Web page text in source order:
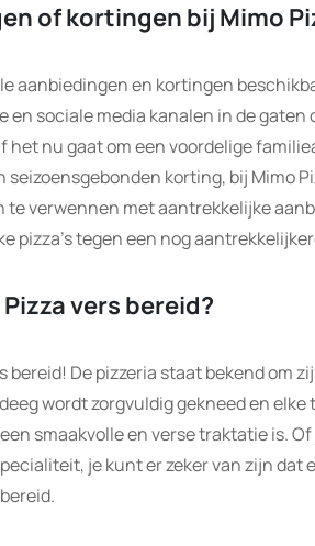
of kortingen bij Mimo
aanbiedingen en kortingen
sociale media kanalen in de gaten
het nu gaat om een voordelige
korting, bij Mimo
verwennen met aantrekkelijke
pizza’s tegen een nog
vers bereid?
bereid! De pizzeria staat bekend om
wordt zorgvuldig gekneed en
smaakvolle en verse traktatie is.
je kunt er zeker van zijn dat